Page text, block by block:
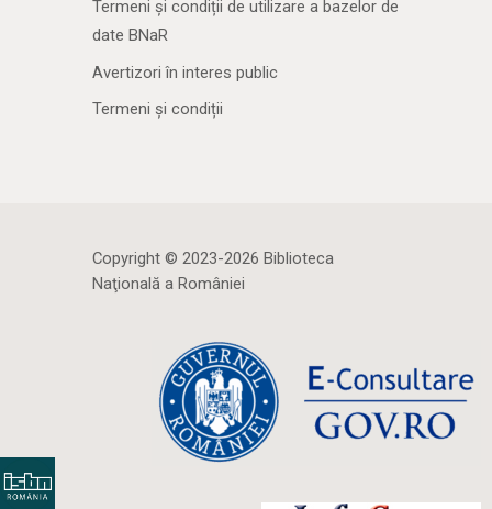
Termeni și condiții de utilizare a bazelor de
date BNaR
Avertizori în interes public
Termeni și condiții
Copyright © 2023-2026 Biblioteca
Naţională a României